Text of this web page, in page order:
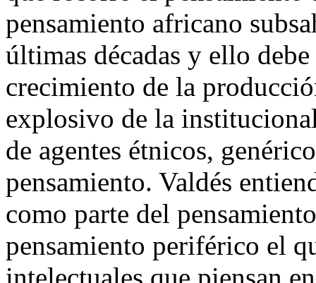
pensamiento africano
últimas décadas y ello
crecimiento de la
explosivo de la
de agentes étnicos,
pensamiento. Valdés
como parte del
pensamiento periférico el